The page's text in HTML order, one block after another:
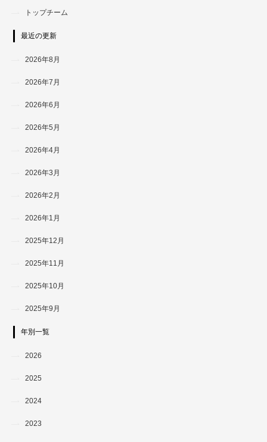
トップチーム
最近の更新
2026年8月
2026年7月
2026年6月
2026年5月
2026年4月
2026年3月
2026年2月
2026年1月
2025年12月
2025年11月
2025年10月
2025年9月
年別一覧
2026
2025
2024
2023